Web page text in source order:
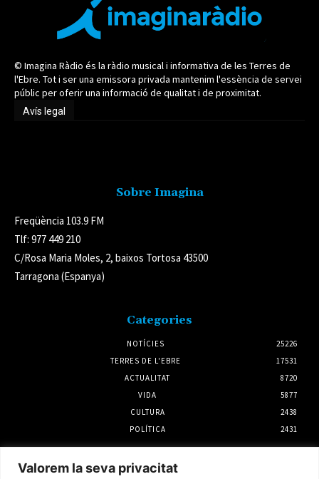
Valorem la seva privacitat
© Imagina Ràdio és la ràdio musical i informativa de les Terres de
l'Ebre. Tot i ser una emissora privada mantenim l'essència de servei
públic per oferir una informació de qualitat i de proximitat.
Avís legal
Sobre Imagina
Freqüència 103.9 FM
Tlf: 977 449 210
C/Rosa Maria Moles, 2, baixos Tortosa 43500
Tarragona (Espanya)
Categories
NOTÍCIES
25226
TERRES DE L'EBRE
17531
ACTUALITAT
8720
VIDA
5877
CULTURA
2438
POLÍTICA
2431